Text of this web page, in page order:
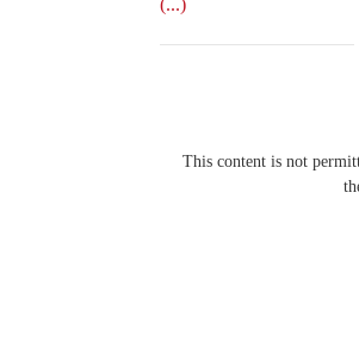
(...)
This content is not